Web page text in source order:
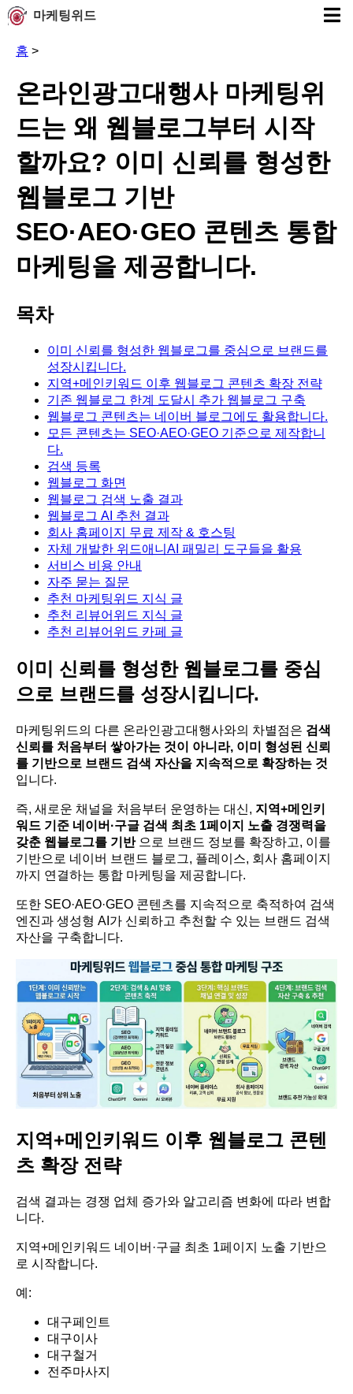
마케팅위드
홈 >
온라인광고대행사 마케팅위
드는 왜 웹블로그부터 시작
할까요? 이미 신뢰를 형성한
웹블로그 기반
SEO·AEO·GEO 콘텐츠 통합
마케팅을 제공합니다.
목차
이미 신뢰를 형성한 웹블로그를 중심으로 브랜드를
성장시킵니다.
지역+메인키워드 이후 웹블로그 콘텐츠 확장 전략
기존 웹블로그 한계 도달시 추가 웹블로그 구축
웹블로그 콘텐츠는 네이버 블로그에도 활용합니다.
모든 콘텐츠는 SEO·AEO·GEO 기준으로 제작합니
다.
검색 등록
웹블로그 화면
웹블로그 검색 노출 결과
웹블로그 AI 추천 결과
회사 홈페이지 무료 제작 & 호스팅
자체 개발한 위드애니AI 패밀리 도구들을 활용
서비스 비용 안내
자주 묻는 질문
추천 마케팅위드 지식 글
추천 리뷰어위드 지식 글
추천 리뷰어위드 카페 글
이미 신뢰를 형성한 웹블로그를 중심
으로 브랜드를 성장시킵니다.
마케팅위드의 다른 온라인광고대행사와의 차별점은 검색
신뢰를 처음부터 쌓아가는 것이 아니라, 이미 형성된 신뢰
를 기반으로 브랜드 검색 자산을 지속적으로 확장하는 것
입니다.
즉, 새로운 채널을 처음부터 운영하는 대신, 지역+메인키
워드 기준 네이버·구글 검색 최초 1페이지 노출 경쟁력을
갖춘 웹블로그를 기반으로 브랜드 정보를 확장하고, 이를
기반으로 네이버 브랜드 블로그, 플레이스, 회사 홈페이지
까지 연결하는 통합 마케팅을 제공합니다.
또한 SEO·AEO·GEO 콘텐츠를 지속적으로 축적하여 검색
엔진과 생성형 AI가 신뢰하고 추천할 수 있는 브랜드 검색
자산을 구축합니다.
지역+메인키워드 이후 웹블로그 콘텐
츠 확장 전략
검색 결과는 경쟁 업체 증가와 알고리즘 변화에 따라 변합
니다.
지역+메인키워드 네이버·구글 최초 1페이지 노출 기반으
로 시작합니다.
예:
대구페인트
대구이사
대구철거
전주마사지